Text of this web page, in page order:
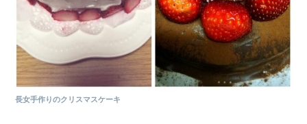
長女手作りのクリスマスケーキ